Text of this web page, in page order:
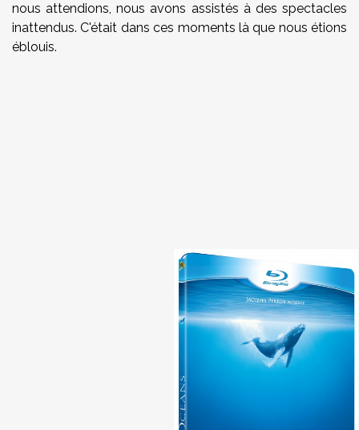
nous attendions, nous avons assistés à des spectacles
inattendus. C'était dans ces moments là que nous étions
éblouis.